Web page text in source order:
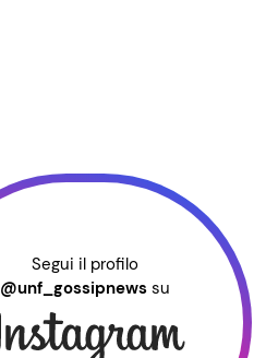
Segui il profilo
@unf_gossipnews su